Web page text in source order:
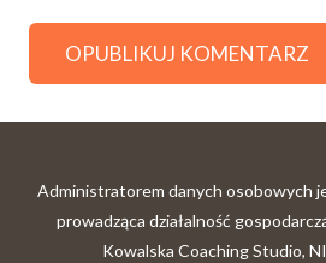
Administratorem danych osobowych
prowadząca działalność
Kowalska Coaching Studio,